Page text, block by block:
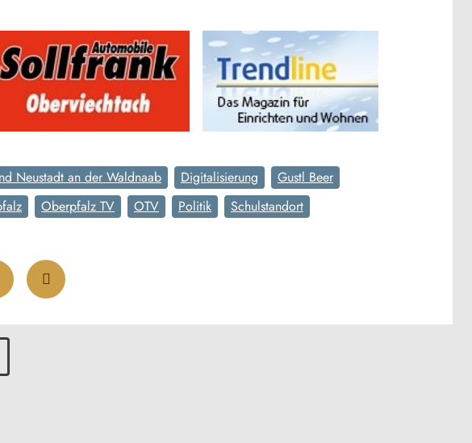
Neustadt an der Waldnaab Digitalisierung
Gustl Beer
Oberpfalz TV OTV Politik Schulstandort